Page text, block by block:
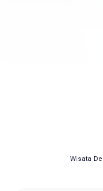
Wisata